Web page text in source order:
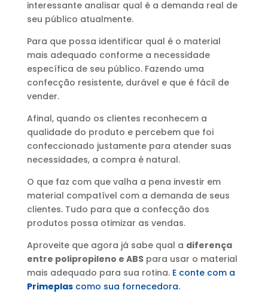
interessante analisar qual é a demanda real de
seu público atualmente.
Para que possa identificar qual é o material
mais adequado conforme a necessidade
específica de seu público. Fazendo uma
confecção resistente, durável e que é fácil de
vender.
Afinal, quando os clientes reconhecem a
qualidade do produto e percebem que foi
confeccionado justamente para atender suas
necessidades, a compra é natural.
O que faz com que valha a pena investir em
material compatível com a demanda de seus
clientes. Tudo para que a confecção dos
produtos possa otimizar as vendas.
Aproveite que agora já sabe qual a diferença
entre polipropileno e ABSpara usar o material
mais adequado para sua rotina. E conte com a
Primeplascomo sua fornecedora.